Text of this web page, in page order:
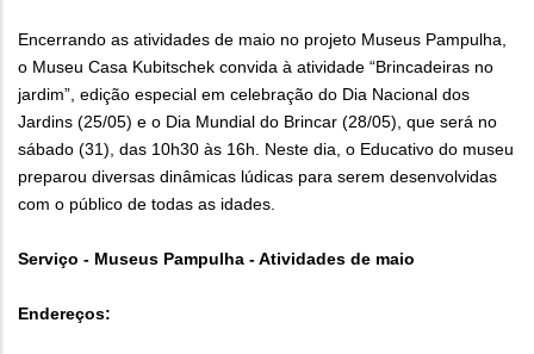
Encerrando as atividades de maio no projeto Museus Pampulha,
o Museu Casa Kubitschek convida à atividade “Brincadeiras no
jardim”, edição especial em celebração do Dia Nacional dos
Jardins (25/05) e o Dia Mundial do Brincar (28/05), que será no
sábado (31), das 10h30 às 16h. Neste dia, o Educativo do museu
preparou diversas dinâmicas lúdicas para serem desenvolvidas
com o público de todas as idades.
Serviço - Museus Pampulha - Atividades de maio
Endereços: